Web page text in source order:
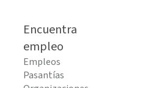
Encuentra
empleo
Empleos
Pasantías